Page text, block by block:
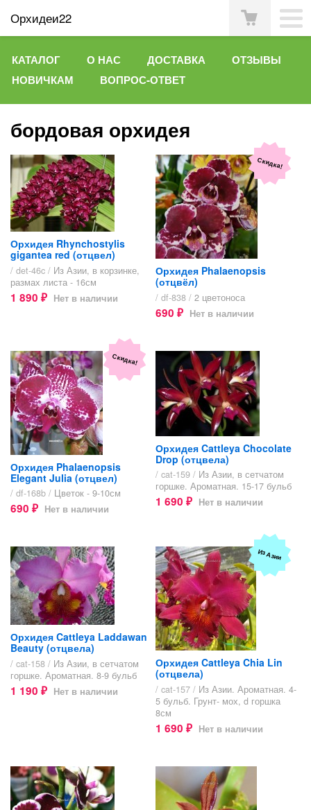
Орхидеи22
КАТАЛОГ О НАС ДОСТАВКА
ОТЗЫВЫ
НОВИЧКАМ
ВОПРОС-ОТВЕТ
бордовая орхидея
Орхидея Rhynchostylis
gigantea red (отцвел)
/ det-46c / Из Азии, в корзинке,
размах листа - 16см
1 890 ₽ Нет в наличии
Скидка!
Орхидея Phalaenopsis
(отцвёл)
/ df-838 / 2 цветоноса
690 ₽ Нет в наличии
Скидка!
Орхидея Phalaenopsis
Elegant Julia (отцвел)
/ df-168b / Цветок - 9-10см
690 ₽ Нет в наличии
Орхидея Cattleya Chocolate
Drop (отцвела)
/ cat-159 / Из Азии, в сетчатом
горшке. Ароматная. 15-17 бульб
1 690 ₽ Нет в наличии
Орхидея Cattleya Laddawan
Beauty (отцвела)
/ cat-158 / Из Азии, в сетчатом
горшке. Ароматная. 8-9 бульб
1 190 ₽ Нет в наличии
Из Азии
Орхидея Cattleya Chia Lin
(отцвела)
/ cat-157 / Из Азии. Ароматная. 4-
5 бульб. Грунт- мох, d горшка
8см
1 690 ₽ Нет в наличии